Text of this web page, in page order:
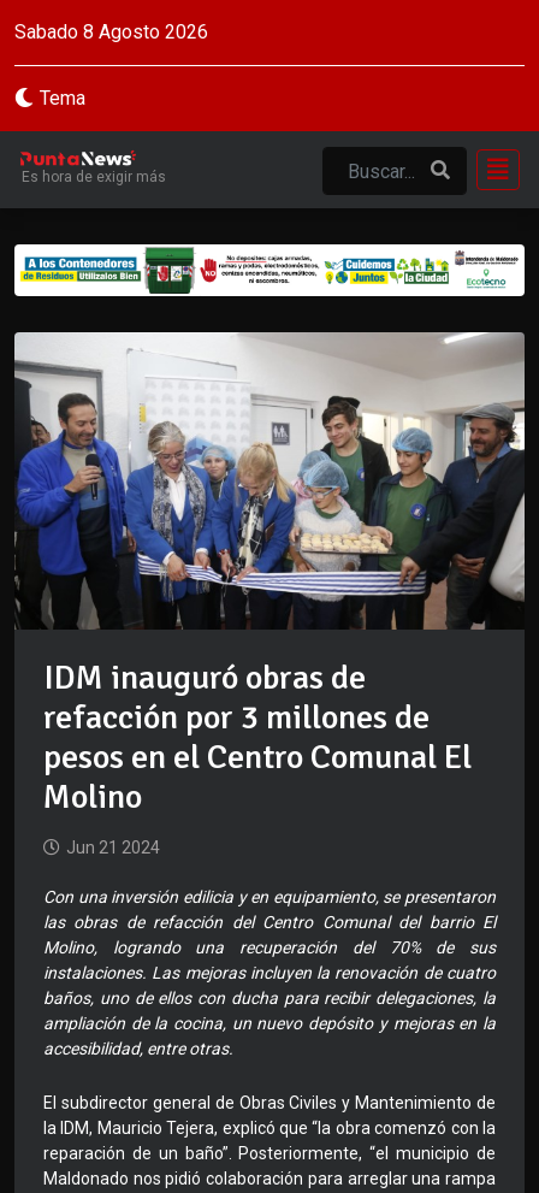
Sabado 8 Agosto 2026
Tema
Es hora de exigir más
IDM inauguró obras de
refacción por 3 millones de
pesos en el Centro Comunal El
Molino
Jun 21 2024
Con una inversión edilicia y en equipamiento, se presentaron
las obras de refacción del Centro Comunal del barrio El
Molino, logrando una recuperación del 70% de sus
instalaciones. Las mejoras incluyen la renovación de cuatro
baños, uno de ellos con ducha para recibir delegaciones, la
ampliación de la cocina, un nuevo depósito y mejoras en la
accesibilidad, entre otras.
El subdirector general de Obras Civiles y Mantenimiento de
la IDM, Mauricio Tejera, explicó que “la obra comenzó con la
reparación de un baño”. Posteriormente, “el municipio de
Maldonado nos pidió colaboración para arreglar una rampa